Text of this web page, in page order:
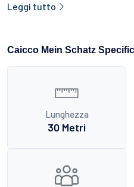
Leggi tutto
Caicco Mein Schatz
Lunghezza
30 Metri